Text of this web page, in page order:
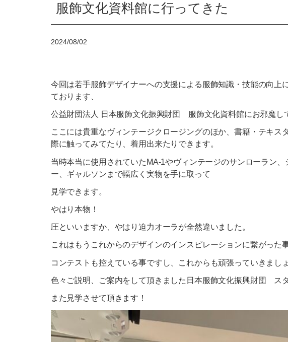
服飾文化資料館に行ってきた
2024/08/02
今回は若手服飾デザイナーへの支援による服飾知識・技能の向上
ております、
公益財団法人 日本服飾文化振興財団 服飾文化資料館にお邪魔し
ここには貴重なヴィンテージクロージングのほか、書籍・テキ
際に触ってみてたり、着用出来たりできます。
当時本当に使用されていたMA-1やヴィンテージのサンローラン
ー、ギャルソンまで幅広く実物を手に取って
見学できます。
やはり本物！
圧といいますか、やはり迫力オーラが全然違いました。
これはもうこれからのデザインのインスピレーションに繋がった
コンテストも控えている事ですし、これからも頑張っていきまし
色々ご説明、ご案内をして頂きました日本服飾文化振興財団 ス
また見学させて頂きます！